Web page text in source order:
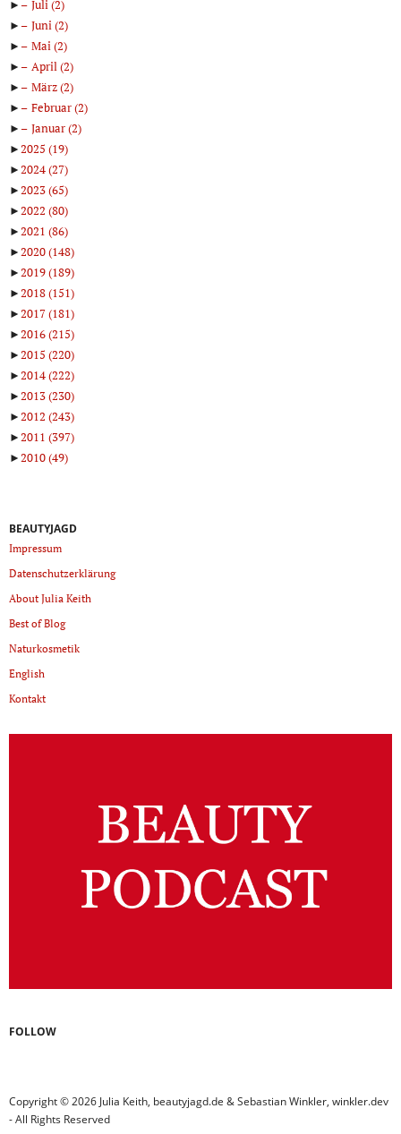
►
Juli(2)
►
Juni(2)
►
Mai(2)
►
April(2)
►
März(2)
►
Februar(2)
►
Januar(2)
►2025 (19)
►2024(27)
►2023(65)
►2022 (80)
►2021 (86)
►2020(148)
►2019(189)
►2018(151)
►2017(181)
►2016(215)
►2015 (220)
►2014(222)
►2013(230)
►2012 (243)
►2011 (397)
►2010(49)
BEAUTYJAGD
Impressum
Datenschutzerklärung
About Julia Keith
Best of Blog
Naturkosmetik
English
Kontakt
FOLLOW
Copyright © 2026 Julia Keith, beautyjagd.de & Sebastian Winkler, winkler.dev
- All Rights Reserved